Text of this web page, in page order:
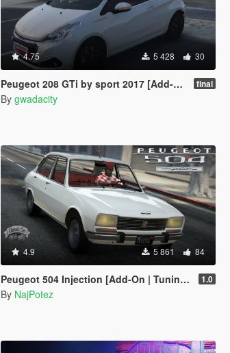
4.75 5 428 30
Peugeot 208 GTi by sport 2017 [Add-On] final
By gwadacity
4.9 5 861 84
Peugeot 504 Injection [Add-On | Tuning | Template | Roof Animation | Extras | LODs] 1.0
By NajPotez